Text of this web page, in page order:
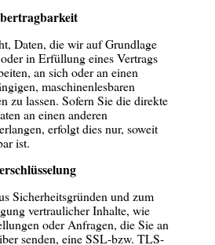
Daten, die wir auf Grundlage
in Erfüllung eines Vertrags
an sich oder an einen
maschinenlesbaren
zu lassen. Sofern Sie die direkte
an einen anderen
erfolgt dies nur, soweit
ist.
Sicherheitsgründen und zum
vertraulicher Inhalte, wie
oder Anfragen, die Sie an
senden, eine SSL-bzw. TLS-